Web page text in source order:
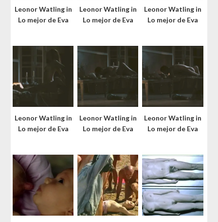
Leonor Watling in
Lo mejor de Eva
Leonor Watling in
Lo mejor de Eva
Leonor Watling in
Lo mejor de Eva
Leonor Watling in
Lo mejor de Eva
Leonor Watling in
Lo mejor de Eva
Leonor Watling in
Lo mejor de Eva